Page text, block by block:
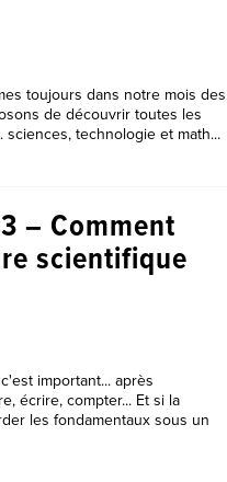
toujours dans notre mois des
de découvrir toutes les
technologie et math...
– Comment
scientifique
important... après
écrire, compter... Et si la
les fondamentaux sous un